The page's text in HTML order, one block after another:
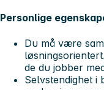
Personlige
Du må være
de du jobber
Selvstendighet i